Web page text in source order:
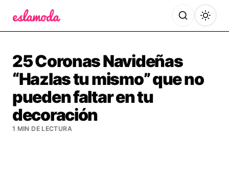
25 Coronas Navideñas
“Hazlas tu mismo” que no
pueden faltar en tu
decoración
1 MIN DE LECTURA